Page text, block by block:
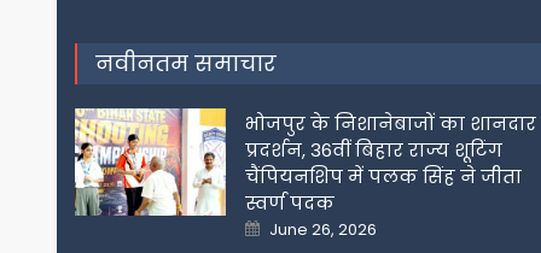
नवीनतम समाचार
भोजपुर के निशानेबाजों का शानदार
प्रदर्शन, 36वीं बिहार राज्य शूटिंग
चैंपियनशिप में पलक सिंह ने जीता
स्वर्ण पदक
Posted
on
June 26, 2026